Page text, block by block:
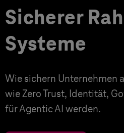
Sicherer
Systeme
Wie sichern Unternehmen
wie Zero Trust, Identität,
für Agentic AI werden.